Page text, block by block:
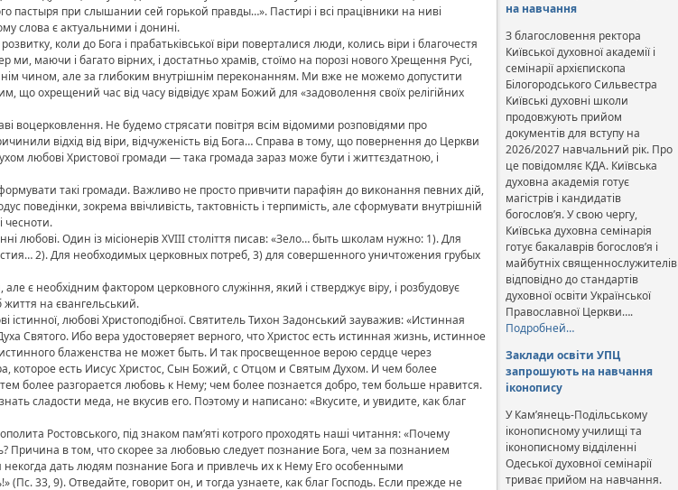
пастыря при слышании сей горькой правды…». Пастирі і всі працівники на ниві
слова є актуальними і донині.
коли до Бога і прабатьківської віри поверталися люди, колись віри і благочестя
маючи і багато вірних, і достатньо храмів, стоїмо на порозі нового Хрещення Русі,
чином, але за глибоким внутрішнім переконанням. Ми вже не можемо допустити
що охрещений час від часу відвідує храм Божий для «задоволення своїх релігійних
воцерковлення. Не будемо стрясати повітря всім відомими розповідями про
відхід від віри, відчуженість від Бога… Справа в тому, що повернення до Церкви
любові Христової громади — така громада зараз може бути і життєздатною, і
такі громади. Важливо не просто привчити парафіян до виконання певних дій,
поведінки, зокрема ввічливість, тактовність і терпимість, але сформувати внутрішній
чесноти.
любові. Один із місіонерів XVIII століття писав: «Зело… быть школам нужно: 1). Для
2). Для необходимых церковных потреб, 3) для совершенного уничтожения грубых
є необхідним фактором церковного служіння, який і стверджує віру, і розбудовує
життя на євангельський.
істинної, любові Христоподібної. Святитель Тихон Задонський зауважив: «Истинная
Святого. Ибо вера удостоверяет верного, что Христос есть истинная жизнь, истинное
блаженства не может быть. И так просвещенное верою сердце через
которое есть Иисус Христос, Сын Божий, с Отцом и Святым Духом. И чем более
более разгорается любовь к Нему; чем более познается добро, тем больше нравится.
сладости меда, не вкусив его. Поэтому и написано: «Вкусите, и увидите, как благ
Ростовського, під знаком пам’яті котрого проходять наші читання: «Почему
Причина в том, что скорее за любовью следует познание Бога, чем за познанием
дать людям познание Бога и привлечь их к Нему Его особенными
(Пс. 33, 9). Отведайте, говорит он, и тогда узнаете, как благ Господь. Если прежде не
на навчання
З благословення ректора
Київської духовної академії і
семінарії архієпископа
Білогородського Сильвестра
Київські духовні школи
продовжують прийом
документів для вступу на
2026/2027 навчальний рік. Про
це повідомляє КДА. Київська
духовна академія готує
магістрів і кандидатів
богослов’я. У свою чергу,
Київська духовна семінарія
готує бакалаврів богослов’я і
майбутніх священнослужителів
відповідно до стандартів
духовної освіти Української
Православної Церкви….
Подробней…
Заклади освіти УПЦ
запрошують на навчання
іконопису
У Кам’янець-Подільському
іконописному училищі та
іконописному відділенні
Одеської духовної семінарії
триває прийом на навчання.